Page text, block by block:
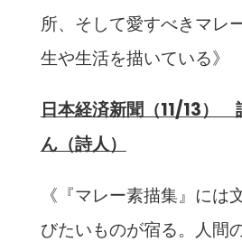
所、そして愛すべきマレ
生や生活を描いている》
日本経済新聞（11/13）
ん（詩人）
《『マレー素描集』には
びたいものが宿る。人間